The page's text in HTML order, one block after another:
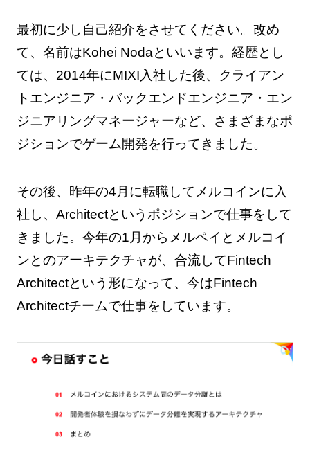
最初に少し自己紹介をさせてください。改め
て、名前はKohei Nodaといいます。経歴とし
ては、2014年にMIXI入社した後、クライアン
トエンジニア・バックエンドエンジニア・エン
ジニアリングマネージャーなど、さまざまなポ
ジションでゲーム開発を行ってきました。
その後、昨年の4月に転職してメルコインに入
社し、Architectというポジションで仕事をして
きました。今年の1月からメルペイとメルコイ
ンとのアーキテクチャが、合流してFintech
Architectという形になって、今はFintech
Architectチームで仕事をしています。